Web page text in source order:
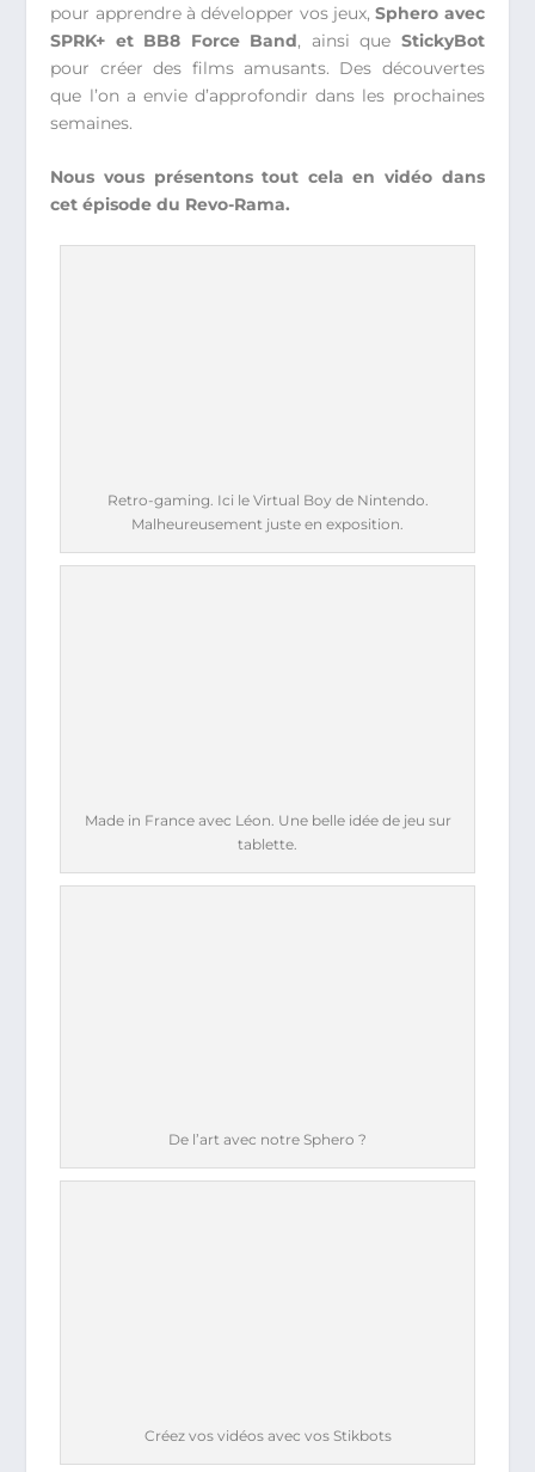
pour apprendre à développer vos jeux,Sphero avec
SPRK+ et BB8 Force Band, ainsi que StickyBot
pour créer des films amusants. Des découvertes
que l’on a envie d’approfondir dans les prochaines
semaines.
Nous vous présentons tout cela en vidéo dans
cet épisode du Revo-Rama.
Retro-gaming. Ici le Virtual Boy de Nintendo.
Malheureusement juste en exposition.
Made in France avec Léon. Une belle idée de jeu sur
tablette.
De l’art avec notre Sphero ?
Créez vos vidéos avec vos Stikbots